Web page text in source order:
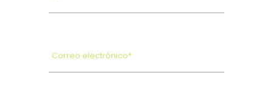
Correo electrónico*